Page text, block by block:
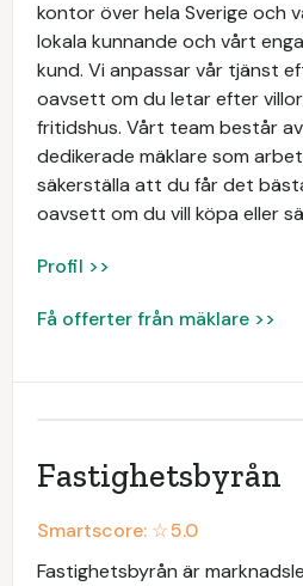
kontor över hela Sverige och
lokala kunnande och vårt
kund. Vi anpassar vår tjänst
oavsett om du letar efter
fritidshus. Vårt team består
dedikerade mäklare som
säkerställa att du får det
oavsett om du vill köpa eller
Profil >>
Få offerter från mäklare >>
Fastighetsbyrån
Smartscore: ☆5.0
Fastighetsbyrån är